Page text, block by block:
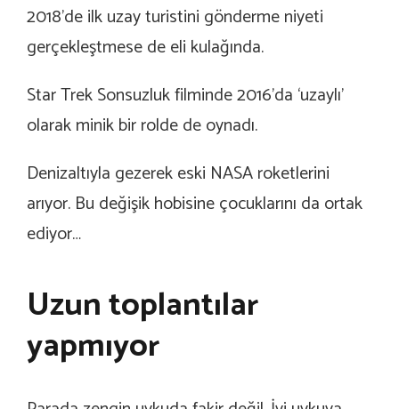
2018’de ilk uzay turistini gönderme niyeti
gerçekleştmese de eli kulağında.
Star Trek Sonsuzluk filminde 2016’da ‘uzaylı’
olarak minik bir rolde de oynadı.
Denizaltıyla gezerek eski NASA roketlerini
arıyor. Bu değişik hobisine çocuklarını da ortak
ediyor…
Uzun toplantılar
yapmıyor